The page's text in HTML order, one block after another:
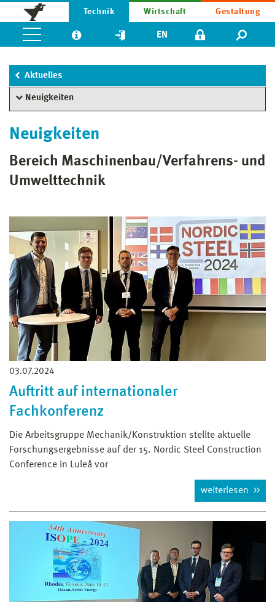
Technik Wirtschaft Gestaltung
EN
Aktuelles
Neuigkeiten
Neuigkeiten
Bereich Maschinenbau/Verfahrens- und
Umwelttechnik
03.07.2024
Auftritt auf internationaler
Fachkonferenz
Die Arbeitsgruppe Mechanik/Konstruktion stellte aktuelle
Forschungsergebnisse auf der 15. Nordic Steel Construction
Conference in Luleå vor
weiterlesen